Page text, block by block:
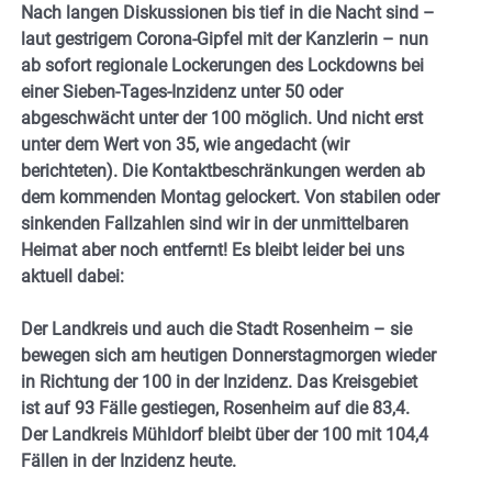
Nach langen Diskussionen bis tief in die Nacht sind –
laut gestrigem Corona-Gipfel mit der Kanzlerin – nun
ab sofort regionale Lockerungen des Lockdowns bei
einer Sieben-Tages-Inzidenz unter 50 oder
abgeschwächt unter der 100 möglich. Und nicht erst
unter dem Wert von 35, wie angedacht (wir
berichteten). Die Kontaktbeschränkungen werden ab
dem kommenden Montag gelockert. Von stabilen oder
sinkenden Fallzahlen sind wir in der unmittelbaren
Heimat aber noch entfernt! Es bleibt leider bei uns
aktuell dabei:
Der Landkreis und auch die Stadt Rosenheim – sie
bewegen sich am heutigen Donnerstagmorgen wieder
in Richtung der 100 in der Inzidenz. Das Kreisgebiet
ist auf 93 Fälle gestiegen, Rosenheim auf die 83,4.
Der Landkreis Mühldorf bleibt über der 100 mit 104,4
Fällen in der Inzidenz heute.